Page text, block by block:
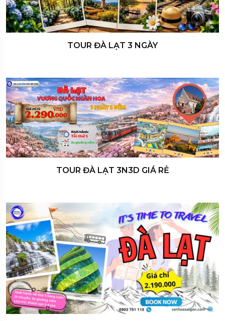
TOUR ĐÀ LẠT 3 NGÀY
TOUR ĐÀ LẠT 3N3D GIÁ RẺ